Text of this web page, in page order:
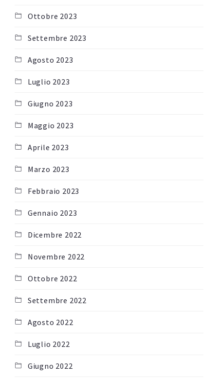
Ottobre 2023
Settembre 2023
Agosto 2023
Luglio 2023
Giugno 2023
Maggio 2023
Aprile 2023
Marzo 2023
Febbraio 2023
Gennaio 2023
Dicembre 2022
Novembre 2022
Ottobre 2022
Settembre 2022
Agosto 2022
Luglio 2022
Giugno 2022